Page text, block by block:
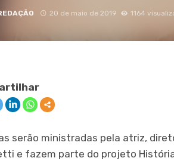
20 de maio de 2019 1164
serão ministradas pela atriz,
e fazem parte do projeto